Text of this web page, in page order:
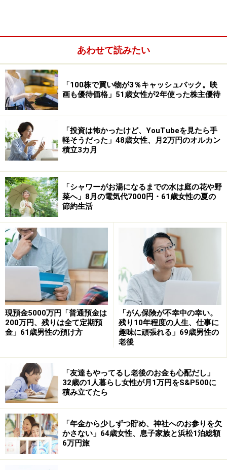
い」ためとのこと。
ちなみに、ここ4年の夏ボーナスの推移は額面で「2025
年・2024年はともに300万円、2023年は400万円、2022
年は500万円」とあり、再雇用後の今年は大幅減となる
状況です。
「再雇用でもボーナスがあるのはありがた
とはいえ、今の仕事内容にボーナス額が見合っているか
との問いには、「見合っている」とまりだあさん。
その理由として、現役時代とは異なり「役職を離れ責任
が減ったから」とコメント。
実際に「同僚との会話の中でも再雇用でもボーナスがあ
るのはありがたいと話をしていました」と語っていま
す。
「北海道旅行に行って夕張メロンを食べた
い」
昨今の物価高の影響については、「特におにぎりが高く
あわせて読みたい
「100株で買い物が3％キャッシュバック。映
画も優待価格」51歳女性が2年使った株主優待
「投資は怖かったけど、YouTubeを見たら手
軽そうだった」48歳女性、月2万円のオルカン
積立3カ月
「シャワーがお湯になるまでの水は庭の花や野
菜へ」8月の電気代7000円・61歳女性の夏の
節約生活
現預金5000万円「普通預金は
200万円、残りは全て定期預
金」61歳男性の預け方
「がん保険が不幸中の幸い。
残り10年程度の人生、仕事に
趣味に頑張れる」69歳男性の
老後
「友達もやってるし老後のお金も心配だし」
32歳の1人暮らし女性が月1万円をS&P500に
積み立てたら
「年金から少しずつ貯め、神社へのお参りを欠
かさない」64歳女性、息子家族と浜松1泊総額
6万円旅